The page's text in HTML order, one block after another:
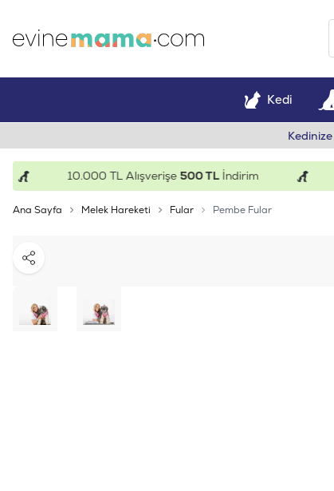
Kedi
10.000 TL Alışverişe500 TLİndirim
Ana Sayfa Melek Hareketi Fular Pembe Fular
Paylaş